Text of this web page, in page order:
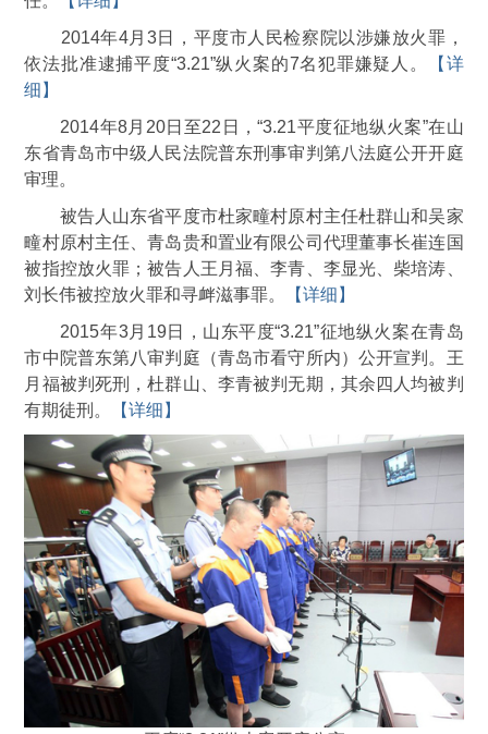
2014年4月3日，平度市人民检察院以涉嫌放火罪，
依法批准逮捕平度“3.21”纵火案的7名犯罪嫌疑人。
【详
细】
2014年8月20日至22日，“3.21平度征地纵火案”在山
东省青岛市中级人民法院普东刑事审判第八法庭公开开庭
审理。
被告人山东省平度市杜家疃村原村主任杜群山和吴家
疃村原村主任、青岛贵和置业有限公司代理董事长崔连国
被指控放火罪；被告人王月福、李青、李显光、柴培涛、
刘长伟被控放火罪和寻衅滋事罪。
【详细】
2015年3月19日，山东平度“3.21”征地纵火案在青岛
市中院普东第八审判庭（青岛市看守所内）公开宣判。王
月福被判死刑，杜群山、李青被判无期，其余四人均被判
有期徒刑。
【详细】